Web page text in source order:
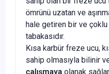
ömrünü uzatan ve
hale getiren bir ve
tabakasıdır.
Kısa karbür freze ucu,
sahip olmasıyla bilinir
çalışmaya olanak